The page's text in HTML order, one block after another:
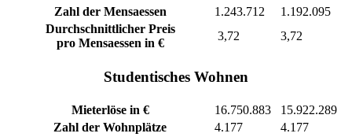
Zahl der Mensaessen
1.243.712
1.192.095
Durchschnittlicher Preis
pro Mensaessen in €
3,72 3,72
Studentisches Wohnen
Mieterlöse in € 16.750.883
15.922.289
Zahl der Wohnplätze
4.177
4.177